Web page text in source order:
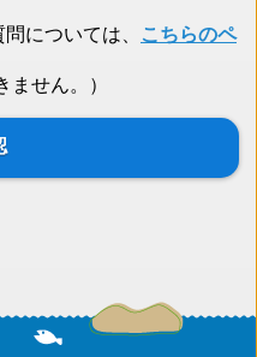
については、
こちらのペ
せん。）